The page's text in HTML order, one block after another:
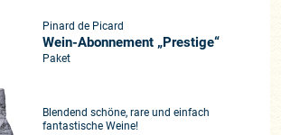
Pinard de Picard
Wein-Abonnement „Prestige“
Paket
Blendend schöne, rare und einfach
fantastische Weine!